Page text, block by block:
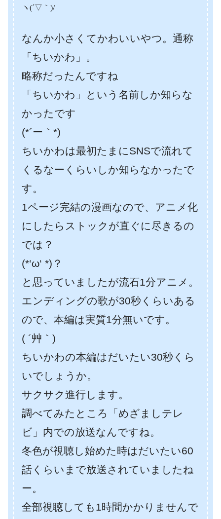
ヽ(´▽｀)/
なんか小さくてかわいいやつ。通称
「ちいかわ」。
略称だったんですね
「ちいかわ」という名前しか知らな
かったです
(*´ー｀*)
ちいかわは最初たまにSNSで流れて
くるなーくらいしか知らなかったで
す。
1ページ完結の漫画なので、アニメ化
にしたらストックが直ぐに尽きるの
では？
(*‘ω‘ *)？
と思っていましたが流石1分アニメ。
エンディングの歌が30秒くらいある
ので、本編は実質1分無いです。
( ´艸｀)
ちいかわの本編はだいたい30秒くら
いでしょうか。
サクサク進行します。
調べてみたところ「めざましテレ
ビ」内での放送なんですね。
冬色が視聴し始めた時はだいたい60
話くらいまで放送されていましたね
ー。
全部視聴しても1時間かかりませんで